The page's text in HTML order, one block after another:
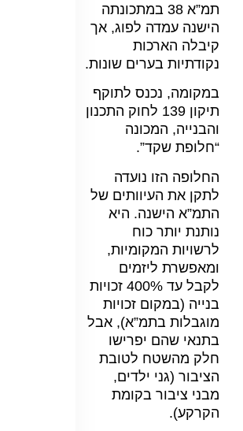
תמ”א 38 במתכונתה
הישנה עמדה לפוג, אך
קיבלה הארכות
נקודתיות בערים שונות.
במקומה, נכנס לתוקף
תיקון 139 לחוק התכנון
והבנייה, המכונה
“חלופת שקד”.
החלופה הזו נועדה
לתקן את העיוותים של
התמ”א הישנה. היא
נותנת יותר כוח
לרשויות המקומיות,
ומאפשרת ליזמים
לקבל עד 400% זכויות
בנייה (במקום זכויות
מוגבלות בתמ”א), אבל
בתנאי שהם יפרישו
חלק מהשטח לטובת
הציבור (גני ילדים,
מבני ציבור בקומת
הקרקע).